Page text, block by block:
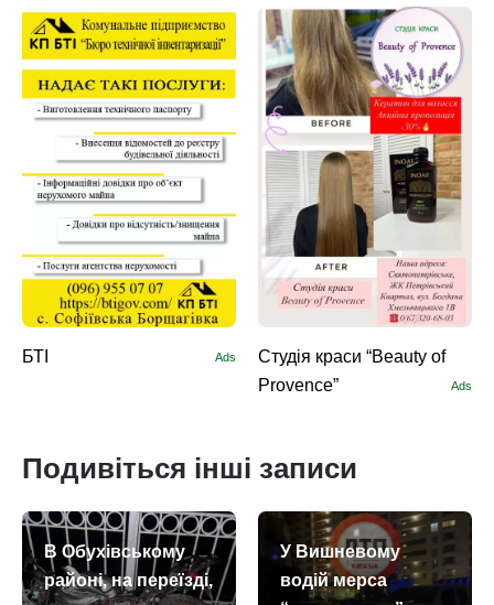
БТІ Ads
Студія краси “Beauty of
Provence”
Ads
Подивіться інші записи
В Обухівському
районі, на переїзді,
У Вишневому
водій мерса